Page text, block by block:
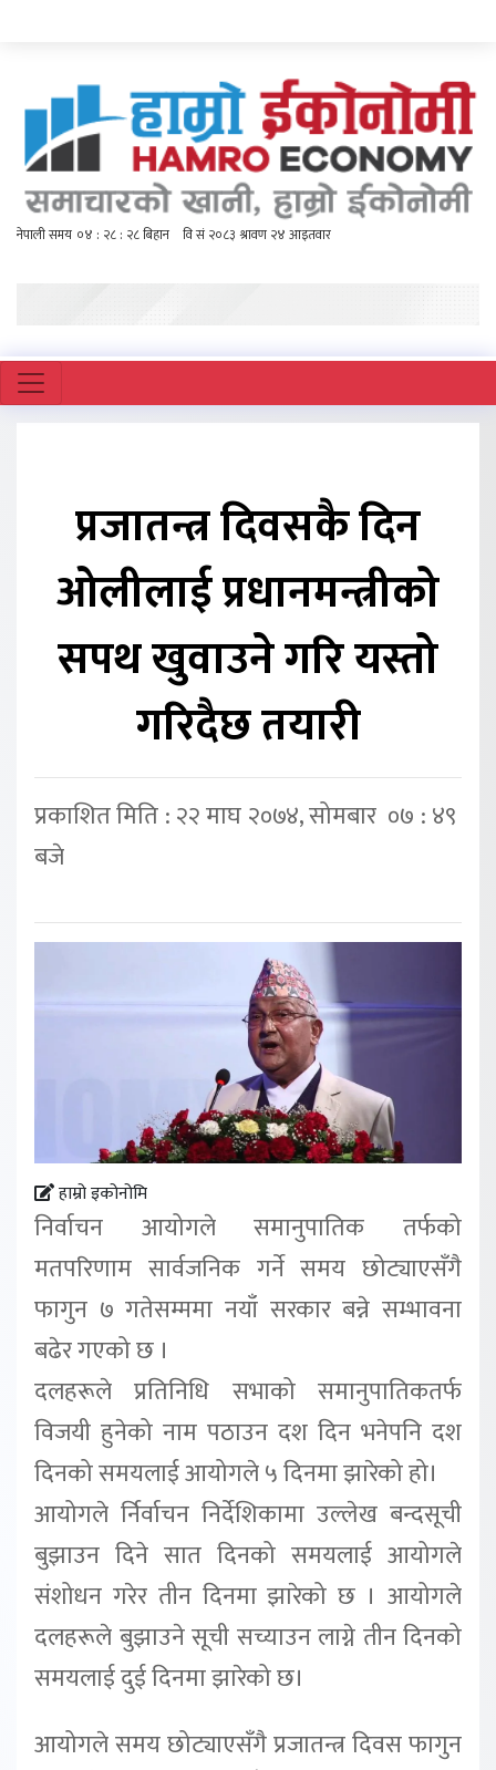
प्रजातन्त्र दिवसकै दिन
ओलीलाई प्रधानमन्त्रीको
सपथ खुवाउने गरि यस्तो
गरिदैछ तयारी
प्रकाशित मिति : २२ माघ २०७४, सोमबार ०७ : ४९
बजे
हाम्रो इकोनोमि
निर्वाचन आयोगले समानुपातिक तर्फको
मतपरिणाम सार्वजनिक गर्ने समय छोट्याएसँगै
फागुन ७ गतेसम्ममा नयाँ सरकार बन्ने सम्भावना
बढेर गएको छ ।
दलहरूले प्रतिनिधि सभाको समानुपातिकतर्फ
विजयी हुनेको नाम पठाउन दश दिन भनेपनि दश
दिनको समयलाई आयोगले ५ दिनमा झारेको हो।
आयोगले र्निर्वाचन निर्देशिकामा उल्लेख बन्दसूची
बुझाउन दिने सात दिनको समयलाई आयोगले
संशोधन गरेर तीन दिनमा झारेको छ । आयोगले
दलहरूले बुझाउने सूची सच्याउन लाग्ने तीन दिनको
समयलाई दुई दिनमा झारेको छ।
आयोगले समय छोट्याएसँगै प्रजातन्त्र दिवस फागुन